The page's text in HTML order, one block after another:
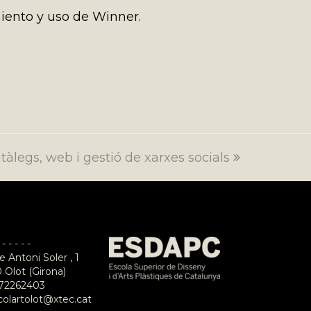
y uso de Winner.
web i gestió de xarxes socials
- - - -
Antoni Soler , 1
Olot (Girona)